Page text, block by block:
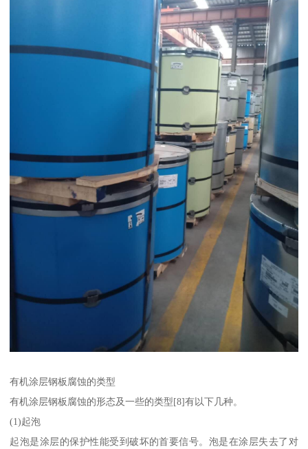
有机涂层钢板腐蚀的类型
有机涂层钢板腐蚀的形态及一些的类型[8]有以下几种。
(1)起泡
起泡是涂层的保护性能受到破坏的首要信号。泡是在涂层失去了对